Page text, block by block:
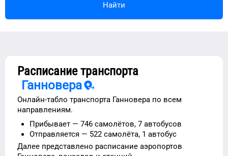
Найти
Расписание транспорта
Ганновера
Онлайн-табло транспорта Ганновера по всем
направлениям.
Прибывает — 746 самолётов, 7 автобусов
Отправляется — 522 самолёта, 1 автобус
Далее представлено расписание аэропортов